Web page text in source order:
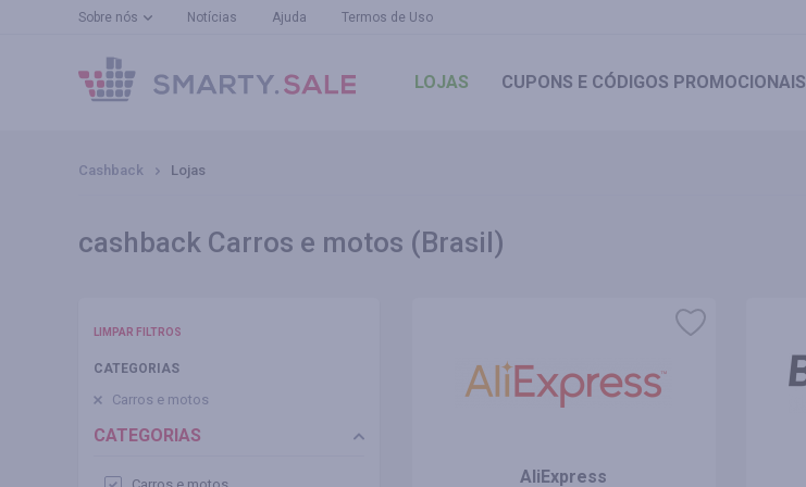
Sobre nós Notícias Ajuda Termos de Uso
LOJAS CUPONS E CÓDIGOS PROMOCIONAIS
Cashback Lojas
cashback Carros e motos (Brasil)
LIMPAR FILTROS
CATEGORIAS
Carros e motos
CATEGORIAS
AliExpress